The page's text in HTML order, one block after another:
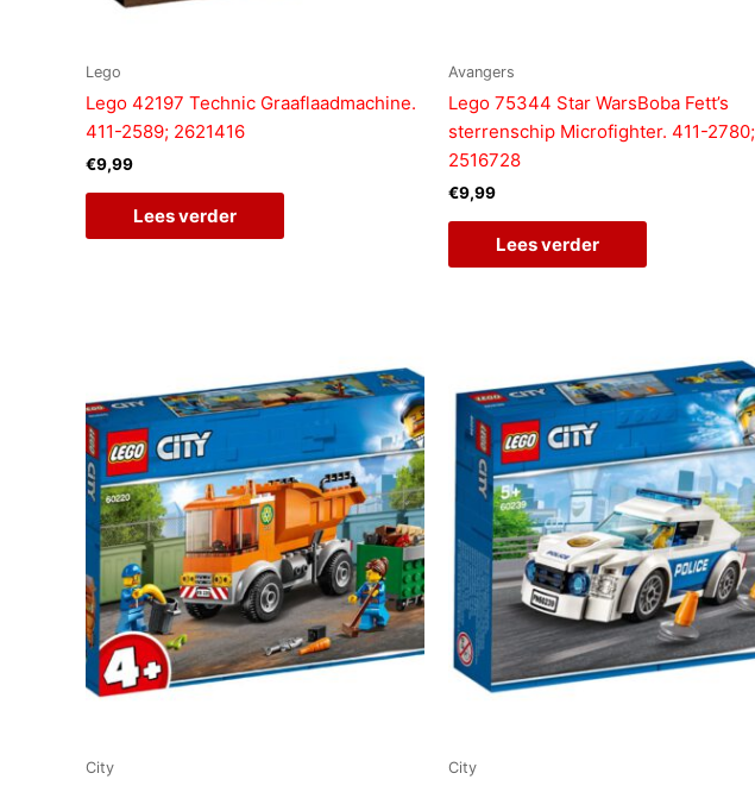
Lego
Lego 42197 Technic Graaflaadmachine.
411-2589; 2621416
€9,99
Lees verder
Avangers
Lego 75344 Star WarsBoba Fett’s
sterrenschip Microfighter. 411-2780;
2516728
€9,99
Lees verder
City City